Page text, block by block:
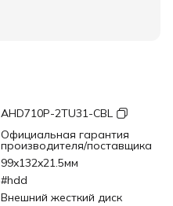
AHD710P-2TU31-CBL
Официальная гарантия
производителя/поставщика
99x132x21.5мм
#hdd
Внешний жесткий диск